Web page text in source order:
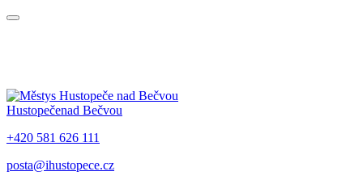
Hustopečenad Bečvou
+420 581 626 111
posta@ihustopece.cz